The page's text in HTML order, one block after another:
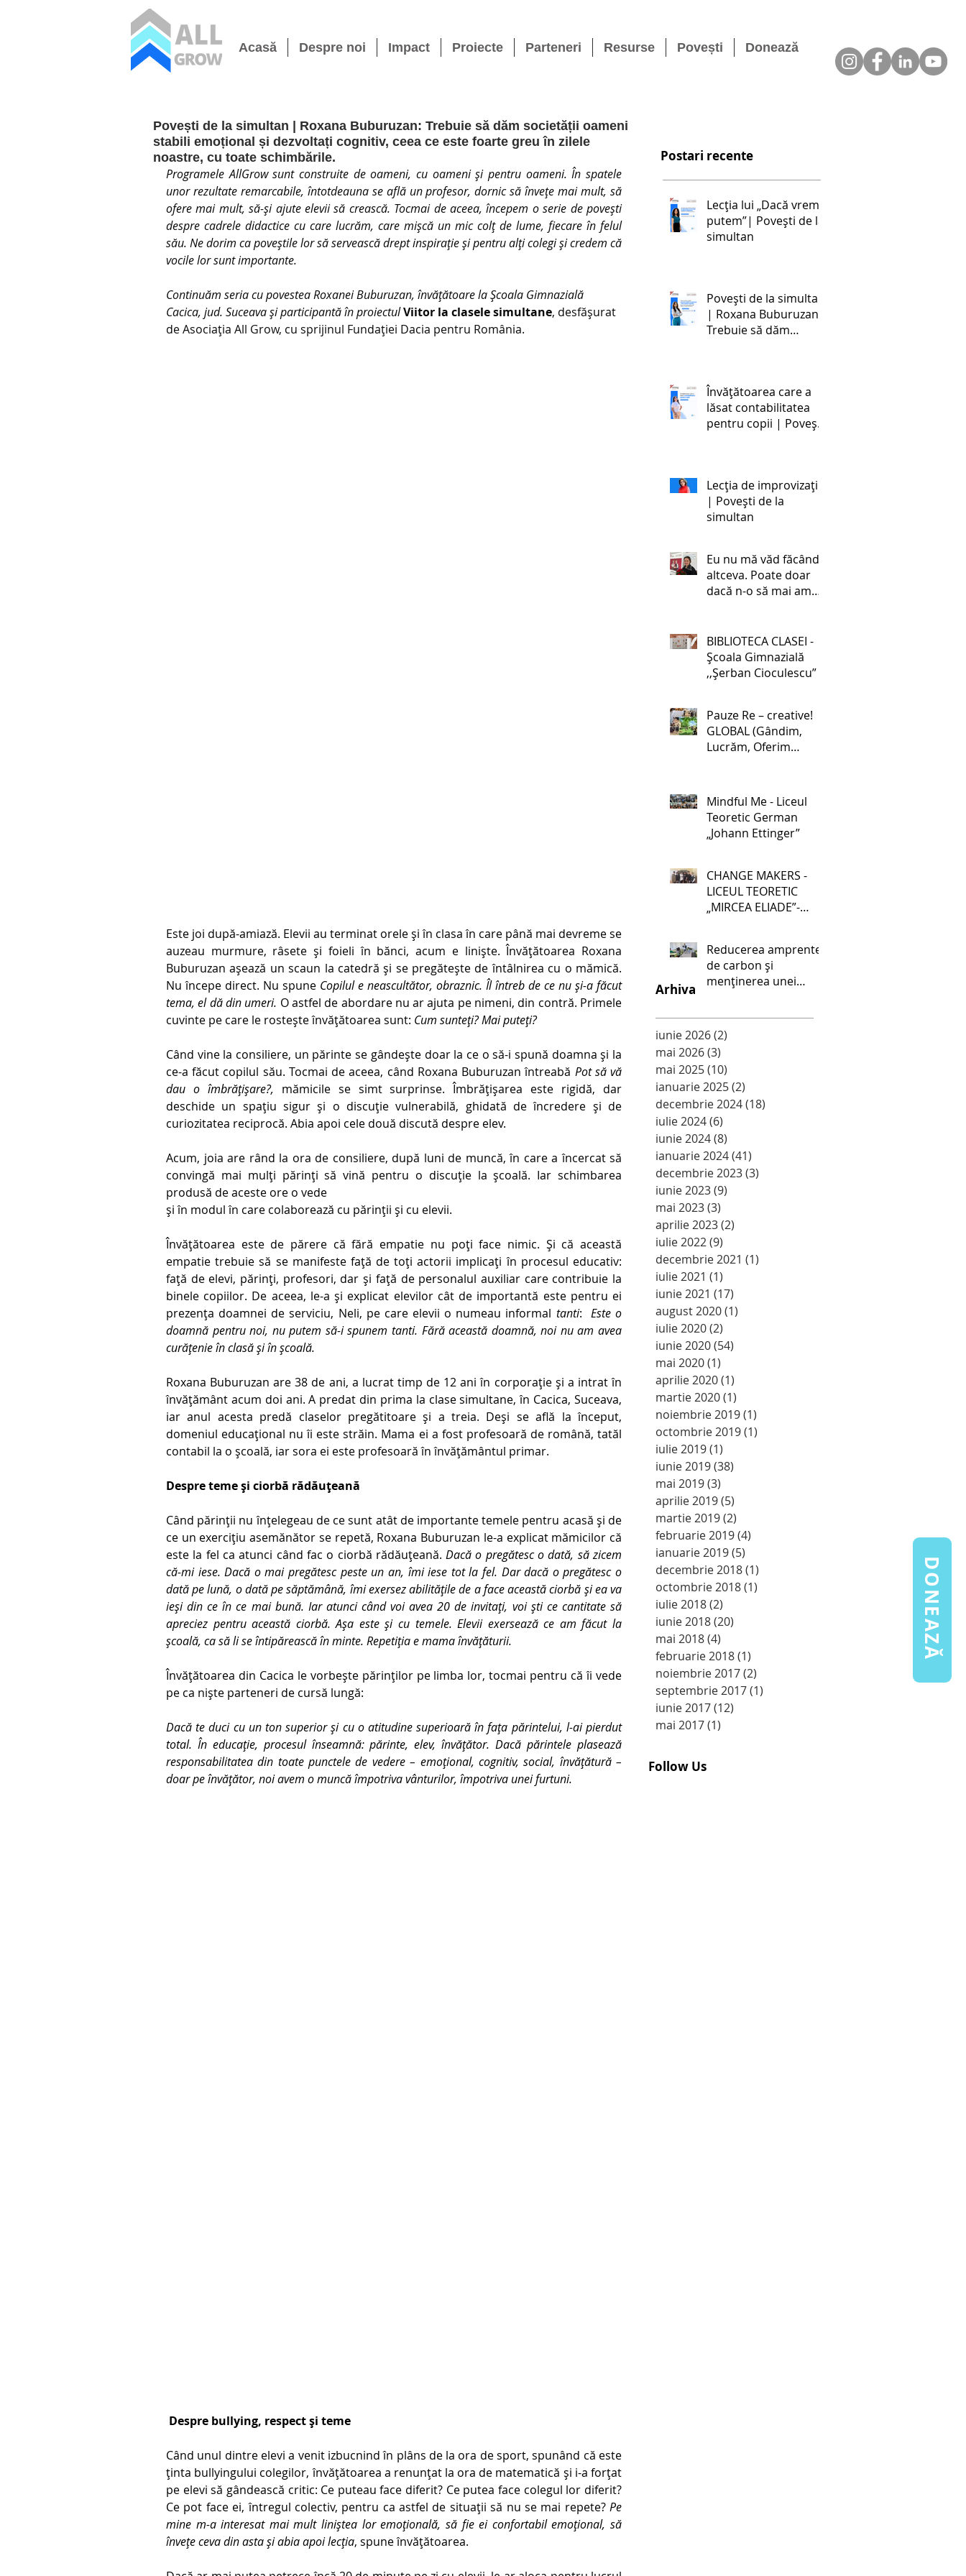
Acasă Despre noi Impact Proiecte Parteneri Resurse Povești Donează
DONEAZĂ
Povești de la simultan | Roxana Buburuzan: Trebuie să dăm societății oameni
stabili emoțional și dezvoltați cognitiv, ceea ce este foarte greu în zilele
noastre, cu toate schimbările.
Programele AllGrow sunt construite de oameni, cu oameni și pentru oameni. În spatele
unor rezultate remarcabile, întotdeauna se află un profesor, dornic să învețe mai mult, să
ofere mai mult, să-și ajute elevii să crească. Tocmai de aceea, începem o serie de povești
despre cadrele didactice cu care lucrăm, care mișcă un mic colț de lume, fiecare în felul
său. Ne dorim ca poveștile lor să servească drept inspirație și pentru alți colegi și credem că
vocile lor sunt importante.
Continuăm seria cu povestea Roxanei Buburuzan, învățătoare la Școala Gimnazială
Cacica, jud. Suceava și participantă în proiectul Viitor la clasele simultane, desfășurat
de Asociația All Grow, cu sprijinul Fundației Dacia pentru România.
Este joi după-amiază. Elevii au terminat orele și în clasa în care până mai devreme se
auzeau murmure, râsete și foieli în bănci, acum e liniște. Învățătoarea Roxana
Buburuzan așează un scaun la catedră și se pregătește de întâlnirea cu o mămică.
Nu începe direct. Nu spune Copilul e neascultător, obraznic. Îl întreb de ce nu și-a făcut
tema, el dă din umeri. O astfel de abordare nu ar ajuta pe nimeni, din contră. Primele
cuvinte pe care le rostește învățătoarea sunt: Cum sunteți? Mai puteți?
Când vine la consiliere, un părinte se gândește doar la ce o să-i spună doamna și la
ce-a făcut copilul său. Tocmai de aceea, când Roxana Buburuzan întreabă Pot să vă
dau o îmbrățișare?, mămicile se simt surprinse. Îmbrățișarea este rigidă, dar
deschide un spațiu sigur și o discuție vulnerabilă, ghidată de încredere și de
curiozitatea reciprocă. Abia apoi cele două discută despre elev.
Acum, joia are rând la ora de consiliere, după luni de muncă, în care a încercat să
convingă mai mulți părinți să vină pentru o discuție la școală. Iar schimbarea
produsă de aceste ore o vede
și în modul în care colaborează cu părinții și cu elevii.
Învățătoarea este de părere că fără empatie nu poți face nimic. Și că această
empatie trebuie să se manifeste față de toți actorii implicați în procesul educativ:
față de elevi, părinți, profesori, dar și față de personalul auxiliar care contribuie la
binele copiilor. De aceea, le-a și explicat elevilor cât de importantă este pentru ei
prezența doamnei de serviciu, Neli, pe care elevii o numeau informal tanti: Este o
doamnă pentru noi, nu putem să-i spunem tanti. Fără această doamnă, noi nu am avea
curățenie în clasă și în școală.
Roxana Buburuzan are 38 de ani, a lucrat timp de 12 ani în corporație și a intrat în
învățământ acum doi ani. A predat din prima la clase simultane, în Cacica, Suceava,
iar anul acesta predă claselor pregătitoare și a treia. Deși se află la început,
domeniul educațional nu îi este străin. Mama ei a fost profesoară de română, tatăl
contabil la o școală, iar sora ei este profesoară în învățământul primar.
Despre teme și ciorbă rădăuțeană
Când părinții nu înțelegeau de ce sunt atât de importante temele pentru acasă și de
ce un exercițiu asemănător se repetă, Roxana Buburuzan le-a explicat mămicilor că
este la fel ca atunci când fac o ciorbă rădăuțeană. Dacă o pregătesc o dată, să zicem
că-mi iese. Dacă o mai pregătesc peste un an, îmi iese tot la fel. Dar dacă o pregătesc o
dată pe lună, o dată pe săptămână, îmi exersez abilitățile de a face această ciorbă și ea va
ieși din ce în ce mai bună. Iar atunci când voi avea 20 de invitați, voi ști ce cantitate să
apreciez pentru această ciorbă. Așa este și cu temele. Elevii exersează ce am făcut la
școală, ca să li se întipărească în minte. Repetiția e mama învățăturii.
Învățătoarea din Cacica le vorbește părinților pe limba lor, tocmai pentru că îi vede
pe ca niște parteneri de cursă lungă:
Dacă te duci cu un ton superior și cu o atitudine superioară în fața părintelui, l-ai pierdut
total. În educație, procesul înseamnă: părinte, elev, învățător. Dacă părintele plasează
responsabilitatea din toate punctele de vedere – emoțional, cognitiv, social, învățătură –
doar pe învățător, noi avem o muncă împotriva vânturilor, împotriva unei furtuni.
Despre bullying, respect și teme
Când unul dintre elevi a venit izbucnind în plâns de la ora de sport, spunând că este
ținta bullyingului colegilor, învățătoarea a renunțat la ora de matematică și i-a forțat
pe elevi să gândească critic: Ce puteau face diferit? Ce putea face colegul lor diferit?
Ce pot face ei, întregul colectiv, pentru ca astfel de situații să nu se mai repete? Pe
mine m-a interesat mai mult liniștea lor emoțională, să fie ei confortabil emoțional, să
învețe ceva din asta și abia apoi lecția, spune învățătoarea.
Postari recente
Lecția lui „Dacă vrem,
putem”| Povești de la
simultan
Povești de la simultan
| Roxana Buburuzan:
Trebuie să dăm
ceea ce este foarte
greu în zilele noastre,
cu toate schimbările.
Învățătoarea care a
lăsat contabilitatea
pentru copii | Povești
Lecția de improvizație
| Povești de la
simultan
Eu nu mă văd făcând
altceva. Poate doar
dacă n-o să mai am
simultan
BIBLIOTECA CLASEI -
Școala Gimnazială
,,Șerban Cioculescu”
Pauze Re – creative!
GLOBAL (Gândim,
Lucrăm, Oferim
pentru schimbare) -
Școala Gimnazială nr.
1 Lehliu-Gară
Mindful Me - Liceul
Teoretic German
„Johann Ettinger”
CHANGE MAKERS -
LICEUL TEORETIC
„MIRCEA ELIADE”-
Reducerea amprentei
de carbon și
menținerea unei
Palanca
Arhiva
iunie 2026(2)
mai 2026(3)
mai 2025(10)
ianuarie 2025(2)
decembrie 2024(18)
iulie 2024(6)
iunie 2024(8)
ianuarie 2024(41)
decembrie 2023(3)
iunie 2023(9)
mai 2023(3)
aprilie 2023(2)
iulie 2022(9)
decembrie 2021 (1)
iulie 2021 (1)
iunie 2021 (17)
august 2020(1)
iulie 2020(2)
iunie 2020(54)
mai 2020(1)
aprilie 2020(1)
martie 2020(1)
noiembrie 2019(1)
octombrie 2019(1)
iulie 2019(1)
iunie 2019(38)
mai 2019(3)
aprilie 2019(5)
martie 2019(2)
februarie 2019(4)
ianuarie 2019(5)
decembrie 2018(1)
octombrie 2018(1)
iulie 2018(2)
iunie 2018(20)
mai 2018(4)
februarie 2018(1)
noiembrie 2017(2)
septembrie 2017(1)
iunie 2017(12)
mai 2017(1)
Follow Us